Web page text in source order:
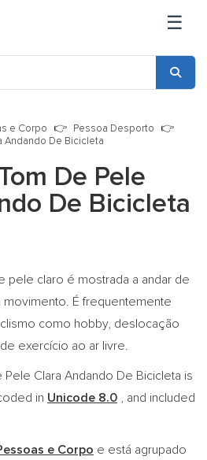
☰
e Corpo
Pessoa Desporto
Andando De Bicicleta
De Pele
De Bicicleta
pele claro é mostrada a andar de
É frequentemente
como hobby, deslocação
exercício ao ar livre.
Clara Andando De Bicicleta is
in Unicode 8.0 , and included
e Corpo e está agrupado